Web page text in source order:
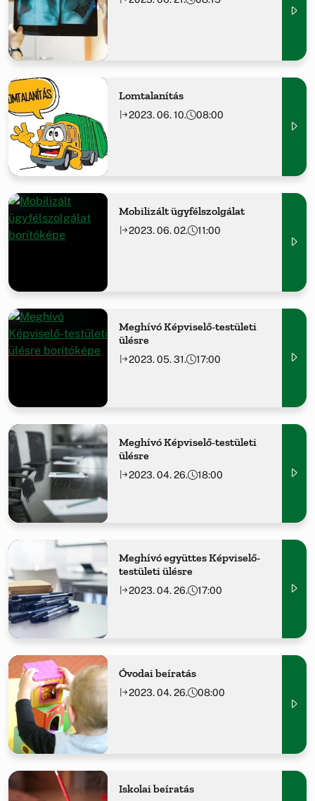
Lomtalanítás
2023. 06. 10. 08:00
Mobilizált ügyfélszolgálat
2023. 06. 02. 11:00
Meghívó Képviselő-testületi
ülésre
2023. 05. 31. 17:00
Meghívó Képviselő-testületi
ülésre
2023. 04. 26. 18:00
Meghívó együttes Képviselő-
testületi ülésre
2023. 04. 26. 17:00
Óvodai beíratás
2023. 04. 26. 08:00
Iskolai beíratás